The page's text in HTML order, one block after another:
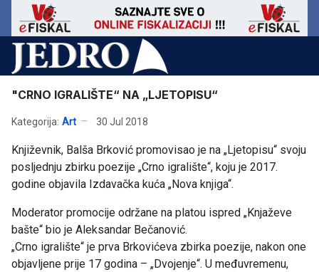
"CRNO IGRALIŠTE“ NA „LJETOPISU“
Kategorija: Art 30 Jul 2018
Književnik, Balša Brković promovisao je na „Ljetopisu“ svoju
posljednju zbirku poezije „Crno igralište“, koju je 2017.
godine objavila Izdavačka kuća „Nova knjiga“.
Moderator promocije održane na platou ispred „Knjaževe
bašte“ bio je Aleksandar Bečanović.
„Crno igralište“ je prva Brkovićeva zbirka poezije, nakon one
objavljene prije 17 godina – „Dvojenje“. U međuvremenu,